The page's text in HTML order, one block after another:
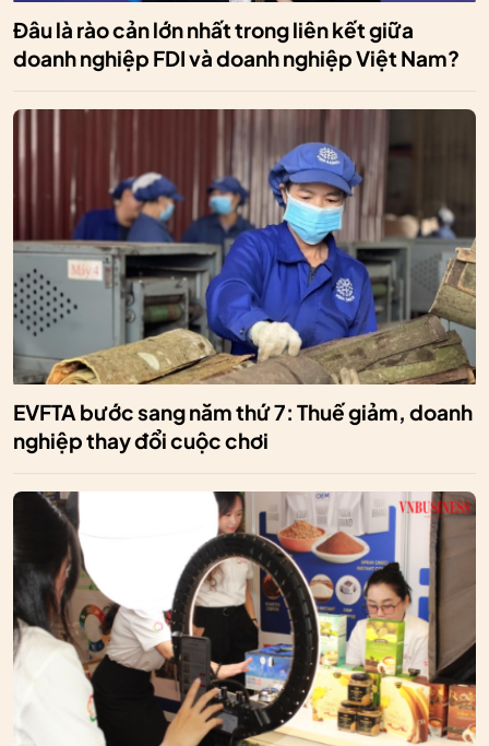
Đâu là rào cản lớn nhất trong liên kết giữa
doanh nghiệp FDI và doanh nghiệp Việt Nam?
EVFTA bước sang năm thứ 7: Thuế giảm, doanh
nghiệp thay đổi cuộc chơi